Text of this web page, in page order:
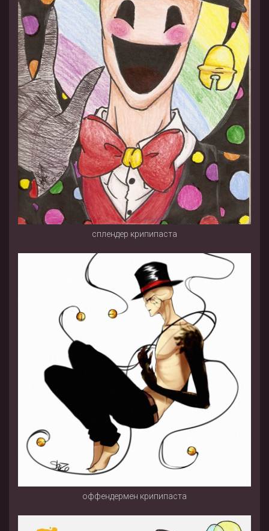
сплендер крипипаста
оффендермен крипипаста